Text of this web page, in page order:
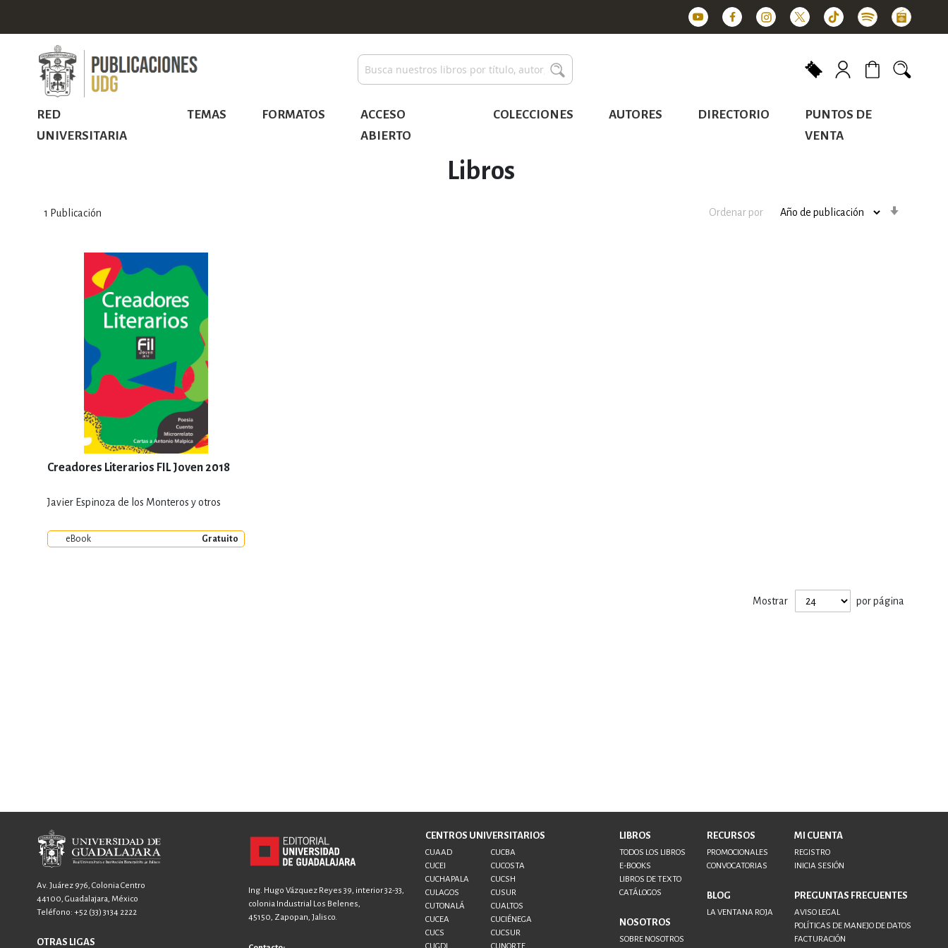
Buscar
RED
UNIVERSITARIA
TEMAS FORMATOS
ACCESO
ABIERTO
COLECCIONES AUTORES DIRECTORIO
PUNTOS DE
VENTA
Libros
1 Publicación Ordenar por
Creadores Literarios FIL Joven 2018
Javier Espinoza de los Monteros y otros
eBook Gratuito
Mostrar por página
Av. Juárez 976, Colonia Centro
44100, Guadalajara, México
Teléfono: +52 (33) 3134 2222
OTRAS LIGAS
Ing. Hugo Vázquez Reyes 39, interior 32-33,
colonia Industrial Los Belenes,
45150, Zapopan, Jalisco.
CENTROS UNIVERSITARIOS
CUAAD
CUCBA
CUCEI
CUCOSTA
CUCHAPALA
CUCSH
CULAGOS
CUSUR
CUTONALÁ
CUALTOS
CUCEA
CUCIÉNEGA
CUCS
CUCSUR
LIBROS
TODOS LOS LIBROS
E-BOOKS
LIBROS DE TEXTO
CATÁLOGOS
NOSOTROS
SOBRE NOSOTROS
RECURSOS
PROMOCIONALES
CONVOCATORIAS
BLOG
LA VENTANA ROJA
MI CUENTA
REGISTRO
INICIA SESIÓN
PREGUNTAS FRECUENTES
AVISO LEGAL
POLÍTICAS DE MANEJO DE DATOS
FACTURACIÓN